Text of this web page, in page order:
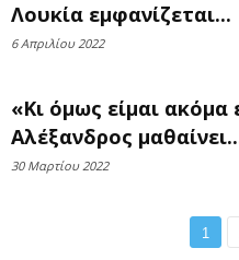
Λουκία εμφανίζεται...
6 Απριλίου 2022
«Κι όμως είμαι
Αλέξανδρος
30 Μαρτίου 2022
1